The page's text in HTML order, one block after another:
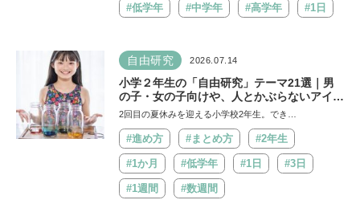
#低学年 #中学年 #高学年 #1日
自由研究 2026.07.14
小学２年生の「自由研究」テーマ21選｜男
の子・女の子向けや、人とかぶらないアイデ
アも紹介
2回目の夏休みを迎える小学校2年生。でき…
#進め方 #まとめ方 #2年生
#1か月 #低学年 #1日 #3日
#1週間 #数週間